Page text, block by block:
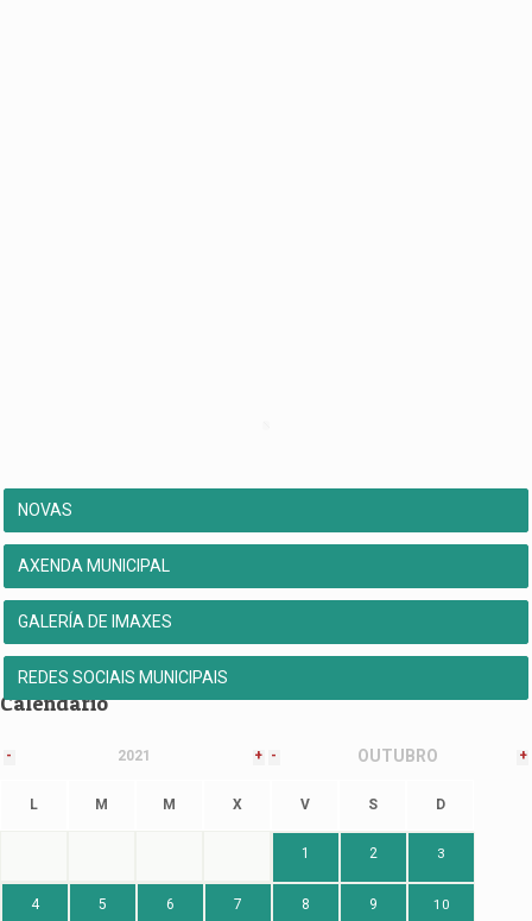
NOVAS
AXENDA MUNICIPAL
GALERÍA DE IMAXES
REDES SOCIAIS MUNICIPAIS
Calendario
- 2021 + - OUTUBRO +
L M M X V S D
1 2 3
4 5 6 7 8 9 10